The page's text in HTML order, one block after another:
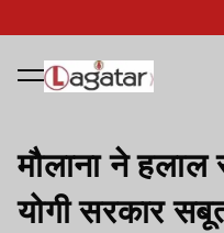
मौलाना ने हलाल
योगी सरकार